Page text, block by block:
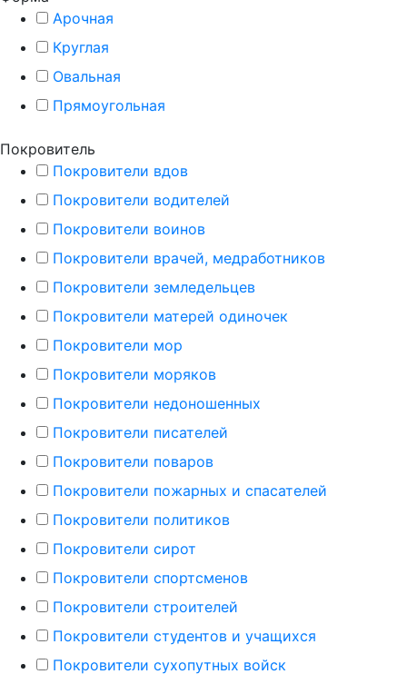
Арочная
Круглая
Овальная
Прямоугольная
Покровитель
Покровители вдов
Покровители водителей
Покровители воинов
Покровители врачей, медработников
Покровители земледельцев
Покровители матерей одиночек
Покровители мор
Покровители моряков
Покровители недоношенных
Покровители писателей
Покровители поваров
Покровители пожарных и спасателей
Покровители политиков
Покровители сирот
Покровители спортсменов
Покровители строителей
Покровители студентов и учащихся
Покровители сухопутных войск